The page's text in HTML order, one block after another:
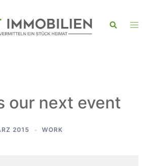
Suche
our next event
2015 WORK